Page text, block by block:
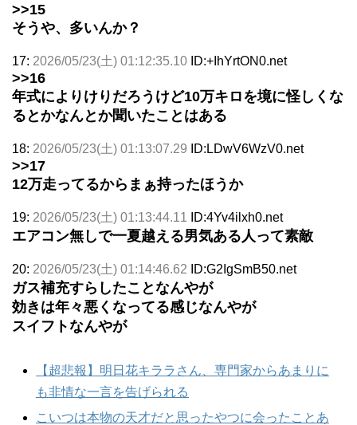
>>15
そうや、多いんか？
17: 2026/05/23(土) 01:12:35.10 ID:+IhYrtON0.net
>>16
年式によりけりだろうけど10万キロを境に怪しくな
るとかなんとか聞いたことはある
18: 2026/05/23(土) 01:13:07.29 ID:LDwV6WzV0.net
>>17
12万走ってるからまぁ持ったほうか
19: 2026/05/23(土) 01:13:44.11 ID:4Yv4ilxh0.net
エアコン無しで一夏越える男気ある人って素敵
20: 2026/05/23(土) 01:14:46.62 ID:G2IgSmB50.net
ガス補充すらしたことなんやが
効きは年々悪くなってる感じなんやが
スイフトなんやが
【超悲報】明日花キララさん、専門家からあまりに
も非情な一言を告げられる
こいつは本物の天才だと思ったやつに会ったことあ